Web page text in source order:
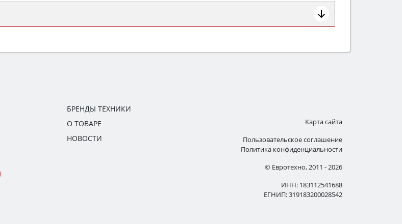
(конвекция, гриль, самоочистка, защита от детей).
БРЕНДЫ ТЕХНИКИ
О ТОВАРЕ
НОВОСТИ
Карта сайта
Пользовательское соглашение
Политика конфиденциальности
© Евротехно, 2011 - 2026
ИНН: 183112541688
ЕГНИП: 319183200028542